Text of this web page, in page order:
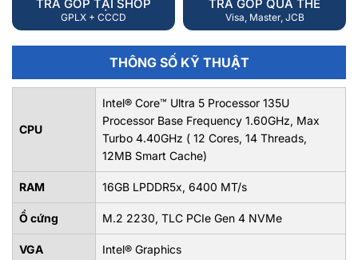
TRẢ GÓP TẠI SHOP
GPLX + CCCD
TRẢ GÓP QUA THẺ
Visa, Master, JCB
THÔNG SỐ KỸ THUẬT
CPU
Intel® Core™ Ultra 5 Processor 135U
Processor Base Frequency 1.60GHz, Max
Turbo 4.40GHz ( 12 Cores, 14 Threads,
12MB Smart Cache)
RAM 16GB LPDDR5x, 6400 MT/s
Ổ cứng M.2 2230, TLC PCIe Gen 4 NVMe
VGA Intel® Graphics